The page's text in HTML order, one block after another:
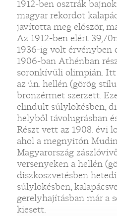
1912-ben osztrák
magyar rekordot
javította meg először,
Az 1912-ben elért
1936-ig volt érvényben
1906-ban Athénban
soronkívüli olimpián.
az ún. hellén (görög
bronzérmet szerzett.
elindult súlylökésben,
helyből távolugrásban
Részt vett az 1908. évi
ahol a megnyitón
Magyarország
versenyeken a hellén
diszkoszvetésben
súlylökésben,
gerelyhajításban már a
kiesett.